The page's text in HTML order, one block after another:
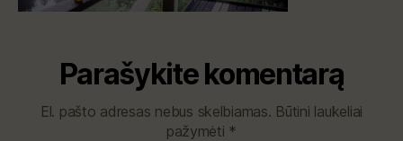
Parašykite komentarą
El. pašto adresas nebus skelbiamas. Būtini laukeliai
pažymėti *